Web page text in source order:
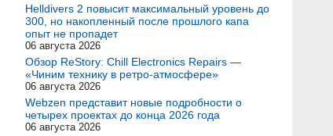
Helldivers 2 повысит максимальный уровень до
300, но накопленный после прошлого капа
опыт не пропадет
06 августа 2026
Обзор ReStory: Chill Electronics Repairs —
«Чиним технику в ретро-атмосфере»
06 августа 2026
Webzen представит новые подробности о
четырех проектах до конца 2026 года
06 августа 2026